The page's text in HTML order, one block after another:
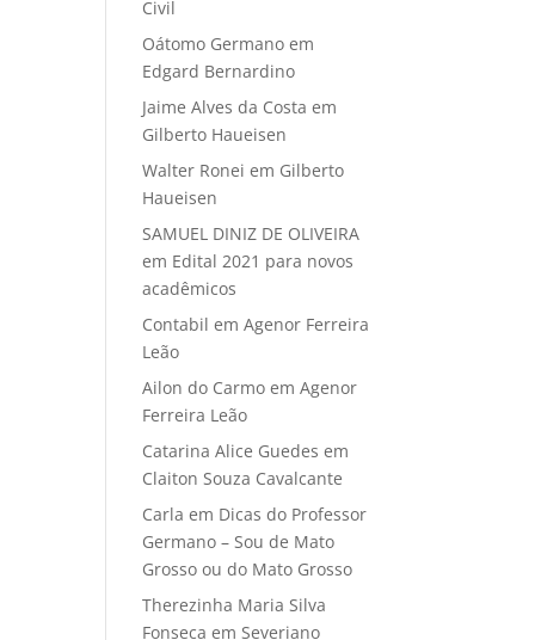
Civil
Oátomo Germano em
Edgard Bernardino
Jaime Alves da Costa em
Gilberto Haueisen
Walter Ronei em Gilberto
Haueisen
SAMUEL DINIZ DE OLIVEIRA
em Edital 2021 para novos
acadêmicos
Contabil emAgenor Ferreira
Leão
Ailon do Carmo emAgenor
Ferreira Leão
Catarina Alice Guedes em
Claiton Souza Cavalcante
Carla em Dicas do Professor
Germano – Sou de Mato
Grosso ou do Mato Grosso
Therezinha Maria Silva
Fonseca emSeveriano